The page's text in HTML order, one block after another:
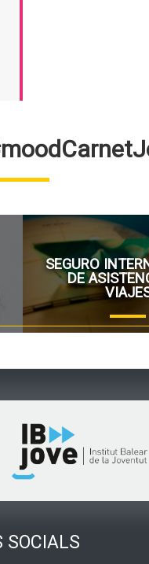
SEGURO
DE
SOCIALS